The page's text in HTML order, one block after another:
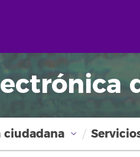
ciudadana